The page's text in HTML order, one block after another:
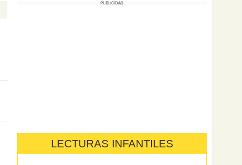
PUBLICIDAD
LECTURAS INFANTILES